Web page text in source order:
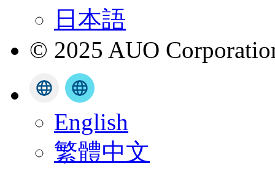
日本語
© 2025 AUO
English
繁體中文